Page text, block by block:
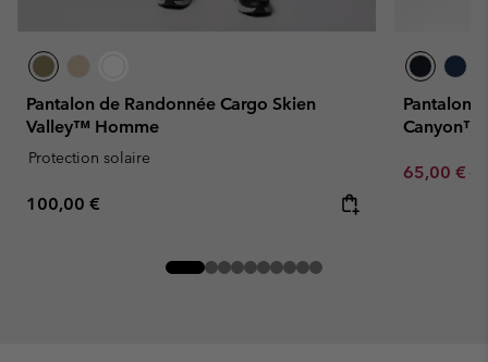
Pantalon de Randonnée Cargo Skien
Valley™ Homme
Protection solaire
Regular price:
100,00 €
Pantalon
Canyon™
Sale price:
65,00 €